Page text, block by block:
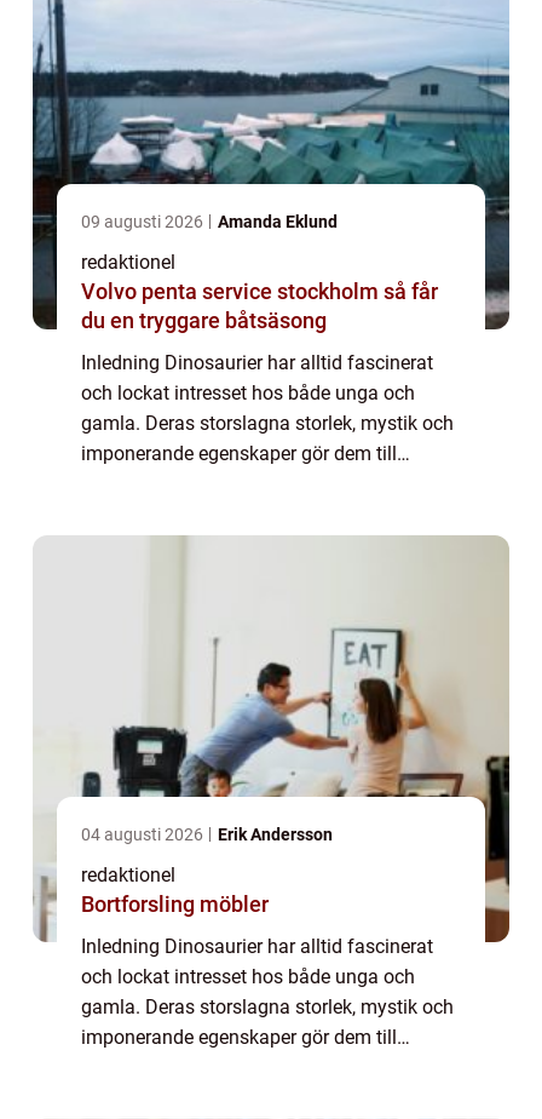
09 augusti 2026 Amanda Eklund
redaktionel
Volvo penta service stockholm så får
du en tryggare båtsäsong
Inledning Dinosaurier har alltid fascinerat
och lockat intresset hos både unga och
gamla. Deras storslagna storlek, mystik och
imponerande egenskaper gör dem till
04 augusti 2026 Erik Andersson
redaktionel
Bortforsling möbler
Inledning Dinosaurier har alltid fascinerat
och lockat intresset hos både unga och
gamla. Deras storslagna storlek, mystik och
imponerande egenskaper gör dem till